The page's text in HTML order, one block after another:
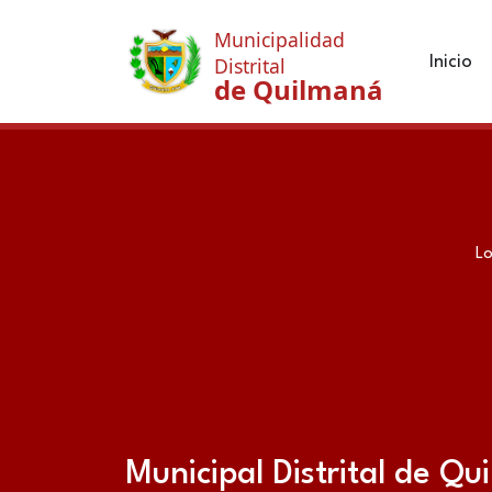
Municipalidad
Distrital
de Quilmaná
Inicio
Municipal Distrital de